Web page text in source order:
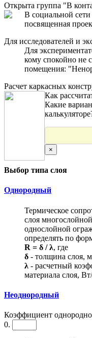
Открыта группа "В
В социальной
посвященная
Для исследователей и
Для
кому спокойно не
помещения:
Расчет каркасных
Как
Какие
×
Выбор типа слоя
Однородный
Термическое
слоя
однослойной
определять по
R = δ / λ, где
δ - толщина слоя,
λ - расчетный
материала слоя,
Неоднородный
Коэффициент
0.